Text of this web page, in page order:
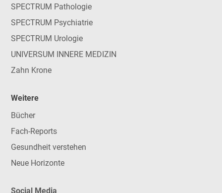
SPECTRUM Pathologie
SPECTRUM Psychiatrie
SPECTRUM Urologie
UNIVERSUM INNERE MEDIZIN
Zahn Krone
Weitere
Bücher
Fach-Reports
Gesundheit verstehen
Neue Horizonte
Social Media